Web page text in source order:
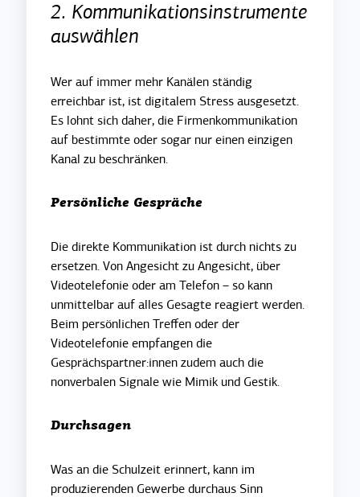
2. Kommunikationsinstrumente
auswählen
Wer auf immer mehr Kanälen ständig
erreichbar ist, ist digitalem Stress ausgesetzt.
Es lohnt sich daher, die Firmenkommunikation
auf bestimmte oder sogar nur einen einzigen
Kanal zu beschränken.
Persönliche Gespräche
Die direkte Kommunikation ist durch nichts zu
ersetzen. Von Angesicht zu Angesicht, über
Videotelefonie oder am Telefon – so kann
unmittelbar auf alles Gesagte reagiert werden.
Beim persönlichen Treffen oder der
Videotelefonie empfangen die
Gesprächspartner:innen zudem auch die
nonverbalen Signale wie Mimik und Gestik.
Durchsagen
Was an die Schulzeit erinnert, kann im
produzierenden Gewerbe durchaus Sinn